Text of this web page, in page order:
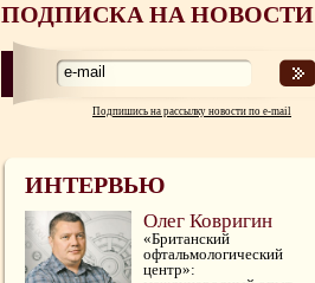
ПОДПИСКА НА НОВОСТИ
Подпишись на рассылку новости по e-mail
ИНТЕРВЬЮ
Олег Ковригин
«Британский
офтальмологический
центр»: